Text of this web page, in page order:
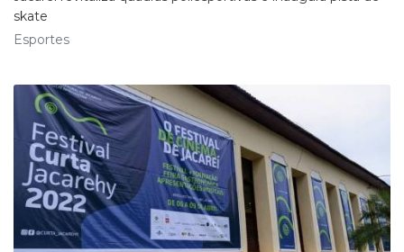
skate
Esportes